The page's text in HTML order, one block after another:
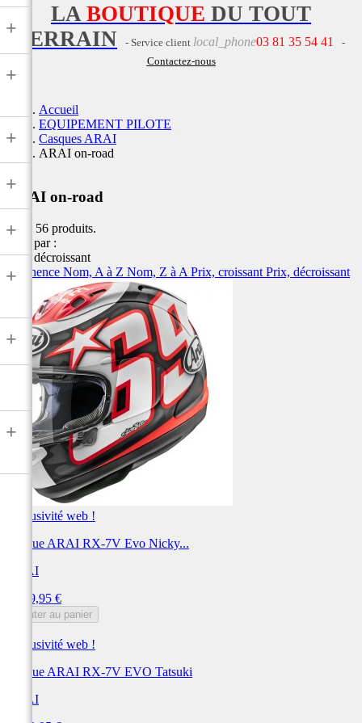
+
+
+
+
+
+
+
+
LA BOUTIQUE DU TOUT
TERRAIN
- Service client local_phone03 81 35 54 41
-
Contactez-nous
Accueil
EQUIPEMENT PILOTE
Casques ARAI
ARAI on-road
ARAI on-road
Il y a 56 produits.
Trier par :
Prix, décroissant
Pertinence Nom, A à Z Nom, Z à A Prix, croissant Prix, décroissant
Exclusivité web !
Casque ARAI RX-7V Evo Nicky...
ARAI
1 149,95 €
Ajouter au panier
Exclusivité web !
Casque ARAI RX-7V EVO Tatsuki
ARAI